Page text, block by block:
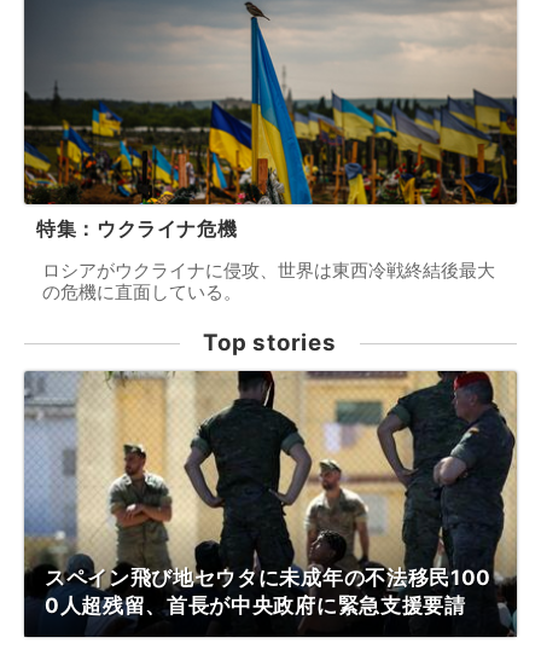
特集：ウクライナ危機
ロシアがウクライナに侵攻、世界は東西冷戦終結後最大
の危機に直面している。
Top stories
スペイン飛び地セウタに未成年の不法移民100
0人超残留、首長が中央政府に緊急支援要請